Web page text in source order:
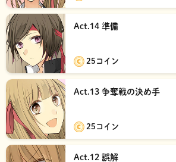
Act.14 準備
25コイン
Act.13 争奪戦の決め手
25コイン
Act.12 誤解